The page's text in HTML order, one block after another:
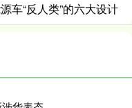
车“反人类”的六大设计